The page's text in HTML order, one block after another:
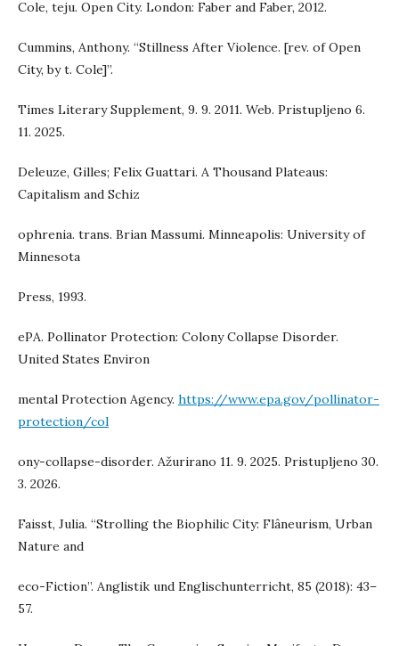
Cole, teju. Open City. London: Faber and Faber, 2012.
Cummins, Anthony. “Stillness After Violence. [rev. of Open
City, by t. Cole]”.
Times Literary Supplement, 9. 9. 2011. Web. Pristupljeno 6.
11. 2025.
Deleuze, Gilles; Felix Guattari. A Thousand Plateaus:
Capitalism and Schiz
ophrenia. trans. Brian Massumi. Minneapolis: University of
Minnesota
Press, 1993.
ePA. Pollinator Protection: Colony Collapse Disorder.
United States Environ
mental Protection Agency. https://www.epa.gov/pollinator-
protection/col
ony-collapse-disorder. Ažurirano 11. 9. 2025. Pristupljeno 30.
3. 2026.
Faisst, Julia. “Strolling the Biophilic City: Flâneurism, Urban
Nature and
eco-Fiction”. Anglistik und Englischunterricht, 85 (2018): 43–
57.